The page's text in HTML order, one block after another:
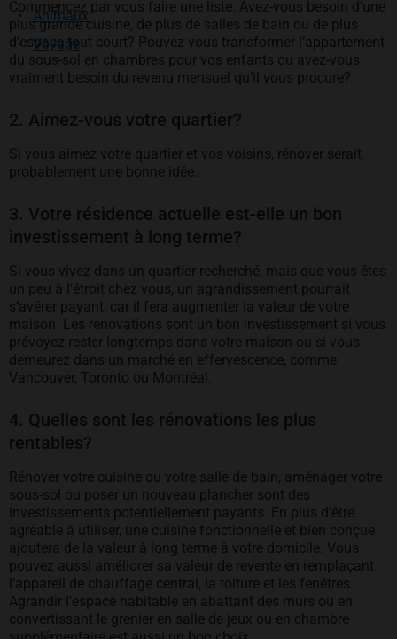
Animaux
Voyage
Commencez par vous faire une liste. Avez-vous besoin d’une
plus grande cuisine, de plus de salles de bain ou de plus
d’espace tout court? Pouvez-vous transformer l’appartement
du sous-sol en chambres pour vos enfants ou avez-vous
vraiment besoin du revenu mensuel qu’il vous procure?
2. Aimez-vous votre quartier?
Si vous aimez votre quartier et vos voisins, rénover serait
probablement une bonne idée.
3. Votre résidence actuelle est-elle un bon
investissement à long terme?
Si vous vivez dans un quartier recherché, mais que vous êtes
un peu à l’étroit chez vous, un agrandissement pourrait
s’avérer payant, car il fera augmenter la valeur de votre
maison. Les rénovations sont un bon investissement si vous
prévoyez rester longtemps dans votre maison ou si vous
demeurez dans un marché en effervescence, comme
Vancouver, Toronto ou Montréal.
4. Quelles sont les rénovations les plus
rentables?
Rénover votre cuisine ou votre salle de bain, aménager votre
sous-sol ou poser un nouveau plancher sont des
investissements potentiellement payants. En plus d’être
agréable à utiliser, une cuisine fonctionnelle et bien conçue
ajoutera de la valeur à long terme à votre domicile. Vous
pouvez aussi améliorer sa valeur de revente en remplaçant
l’appareil de chauffage central, la toiture et les fenêtres.
Agrandir l’espace habitable en abattant des murs ou en
convertissant le grenier en salle de jeux ou en chambre